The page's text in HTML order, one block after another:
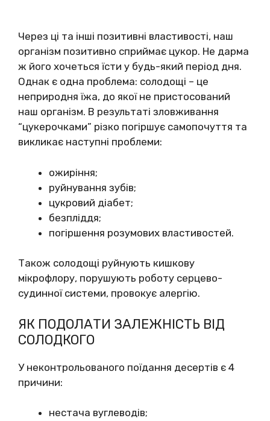
Через ці та інші позитивні властивості, наш
організм позитивно сприймає цукор. Не дарма
ж його хочеться їсти у будь-який період дня.
Однак є одна проблема: солодощі – це
неприродня їжа, до якої не пристосований
наш організм. В результаті зловживання
“цукерочками” різко погіршує самопочуття та
викликає наступні проблеми:
ожиріння;
руйнування зубів;
цукровий діабет;
безпліддя;
погіршення розумових властивостей.
Також солодощі руйнують кишкову
мікрофлору, порушують роботу серцево-
судинної системи, провокує алергію.
ЯК ПОДОЛАТИ ЗАЛЕЖНІСТЬ ВІД
СОЛОДКОГО
У неконтрольованого поїдання десертів є 4
причини:
нестача вуглеводів;